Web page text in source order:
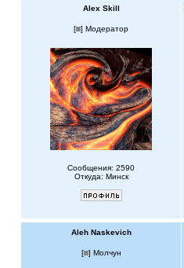
Alex Skill
[ ] Модератор
Сообщения: 2590
Откуда: Минск
Aleh Naskevich
[ ] Молчун